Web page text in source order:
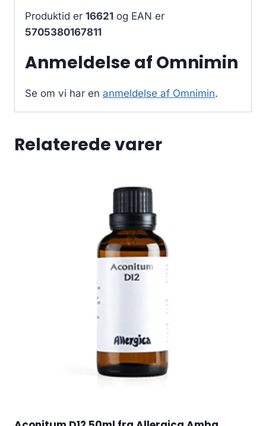
Produktid er 16621 og EAN er
5705380167811
Anmeldelse af Omnimin
Se om vi har en anmeldelse af Omnimin.
Relaterede varer